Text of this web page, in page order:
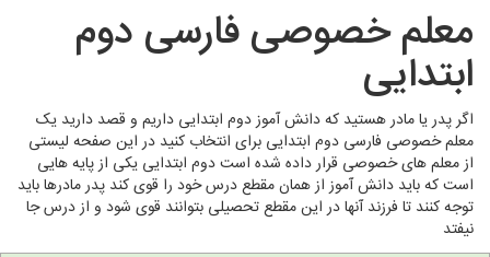
دبستان تا دبیرستان
دانشگاه
کنکور و مشاوره
معلم خصوصی فارسی دوم
ابتدایی
اگر پدر یا مادر هستید که دانش آموز دوم ابتدایی داریم و قصد دارید یک
معلم خصوصی فارسی دوم ابتدایی برای انتخاب کنید در این صفحه لیستی
از معلم های خصوصی قرار داده شده است دوم ابتدایی یکی از پایه هایی
است که باید دانش آموز از همان مقطع درس خود را قوی کند پدر مادرها باید
توجه کنند تا فرزند آنها در این مقطع تحصیلی بتوانند قوی شود و از درس جا
نیفتد